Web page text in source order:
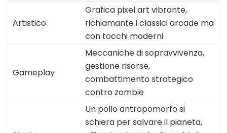
Artistico
Grafica pixel art vibrante,
richiamante i classici arcade ma
con tocchi moderni
Gameplay
Meccaniche di sopravvivenza,
gestione risorse,
combattimento strategico
contro zombie
Un pollo antropomorfo si
schiera per salvare il pianeta,